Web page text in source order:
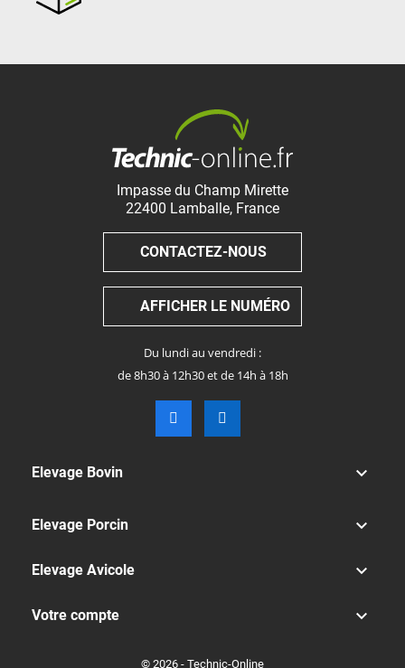
Impasse du Champ Mirette
22400 Lamballe, France
CONTACTEZ-NOUS
AFFICHER LE NUMÉRO
Du lundi au vendredi :
de 8h30 à 12h30 et de 14h à 18h
Elevage Bovin 
Elevage Porcin 
Elevage Avicole 
Votre compte 
© 2026 - Technic-Online